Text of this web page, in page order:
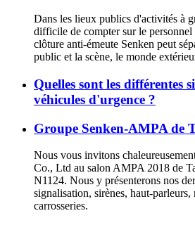
Dans les lieux publics d'activités à
difficile de compter sur le
clôture anti-émeute Senken peut
public et la scène, le monde
Quelles sont les différentes
véhicules d'urgence ?
Groupe Senken-AMPA de
Nous vous invitons
Co., Ltd au salon AMPA 2018 de
N1124. Nous y présenterons nos
signalisation, sirènes, haut-parleurs,
carrosseries.